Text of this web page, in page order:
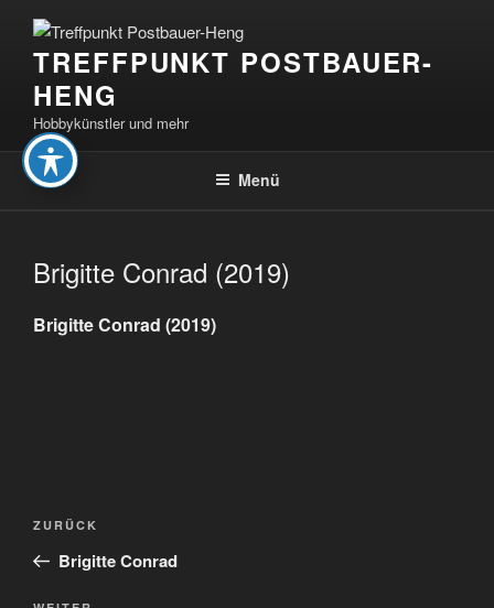
Inhalt
springenTREFFPUNKT POSTBAUER-
HENG
Hobbykünstler und mehr
Menü
Brigitte Conrad (2019)
Brigitte Conrad (2019)
Beitragsnavigation
Vorheriger
Beitrag
ZURÜCK
Brigitte Conrad